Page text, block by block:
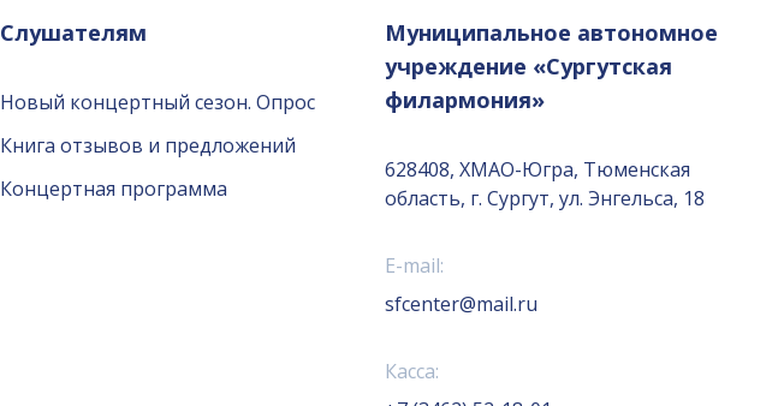
Слушателям
Новый концертный сезон. Опрос
Книга отзывов и предложений
Концертная программа
Муниципальное автономное
учреждение «Сургутская
филармония»
628408, ХМАО-Югра, Тюменская
область, г. Сургут, ул. Энгельса, 18
E-mail:
sfcenter@mail.ru
Касса: